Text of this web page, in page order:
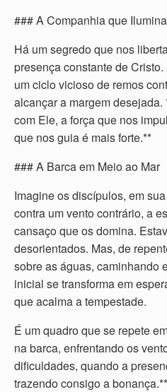
### A Companhia que
Há um segredo que nos
presença constante de
um ciclo vicioso de remos
alcançar a margem
com Ele, a força que nos
que nos guia é mais forte.**
### A Barca em Meio ao Mar
Imagine os discípulos, em
contra um vento contrário, a
cansaço que os domina.
desorientados. Mas, de
sobre as águas, caminhando
inicial se transforma em
que acalma a tempestade.
É um quadro que se repete
na barca, enfrentando os
dificuldades, quando a
trazendo consigo a bonança.**